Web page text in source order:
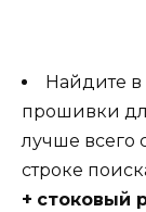
Найдите в
прошивки
лучше всего
строке
+ стоковый